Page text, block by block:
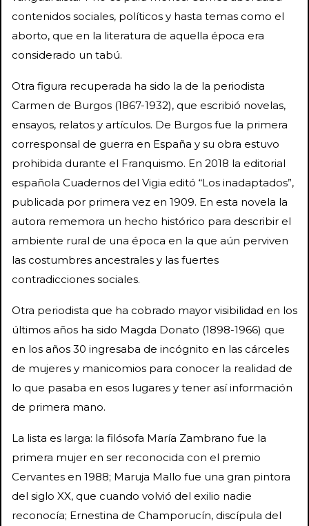
contenidos sociales, políticos y hasta temas como el
aborto, que en la literatura de aquella época era
considerado un tabú.
Otra figura recuperada ha sido la de la periodista
Carmen de Burgos (1867-1932), que escribió novelas,
ensayos, relatos y artículos. De Burgos fue la primera
corresponsal de guerra en España y su obra estuvo
prohibida durante el Franquismo. En 2018 la editorial
española Cuadernos del Vigia editó “Los inadaptados”,
publicada por primera vez en 1909. En esta novela la
autora rememora un hecho histórico para describir el
ambiente rural de una época en la que aún perviven
las costumbres ancestrales y las fuertes
contradicciones sociales.
Otra periodista que ha cobrado mayor visibilidad en los
últimos años ha sido Magda Donato (1898-1966) que
en los años 30 ingresaba de incógnito en las cárceles
de mujeres y manicomios para conocer la realidad de
lo que pasaba en esos lugares y tener así información
de primera mano.
La lista es larga: la filósofa María Zambrano fue la
primera mujer en ser reconocida con el premio
Cervantes en 1988; Maruja Mallo fue una gran pintora
del siglo XX, que cuando volvió del exilio nadie
reconocía; Ernestina de Champorucín, discípula del